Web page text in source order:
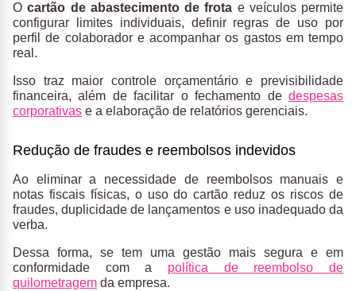
Ocartão de abastecimento de frota e veículos permite
configurar limites individuais, definir regras de uso por
perfil de colaborador e acompanhar os gastos em tempo
real.
Isso traz maior controle orçamentário e previsibilidade
financeira, além de facilitar o fechamento de despesas
corporativas e a elaboração de relatórios gerenciais.
Redução de fraudes e reembolsos indevidos
Ao eliminar a necessidade de reembolsos manuais e
notas fiscais físicas, o uso do cartão reduz os riscos de
fraudes, duplicidade de lançamentos e uso inadequado da
verba.
Dessa forma, se tem uma gestão mais segura e em
conformidade com a política de reembolso de
quilometragem da empresa.